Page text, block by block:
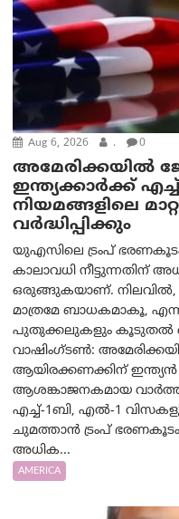
Aug 6, 2026 . 0
അമേരിക്കയില്‍
ഇന്ത്യക്കാർക്ക്
നിയമങ്ങളിലെ
വർദ്ധിപ്പിക്കും
യുഎസിലെ ട്രംപ്
കാലാവധി നീട്ടുന്നതിന്
ഒരുങ്ങുകയാണ്.
മാത്രമേ ബാധകമാകൂ,
പുതുക്കലുകളും കൂടുതൽ
വാഷിംഗ്ടണ്‍:
ആയിരക്കണക്കിന്
ആശങ്കാജനകമായ
എച്ച്-1ബി, എൽ-1
ചുമത്താൻ ട്രംപ്
അധിക...
AMERICA